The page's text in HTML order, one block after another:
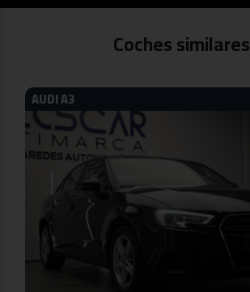
Coches similares
AUDI A3